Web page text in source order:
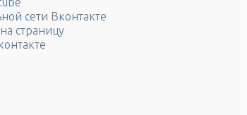
сети Вконтакте
страницу